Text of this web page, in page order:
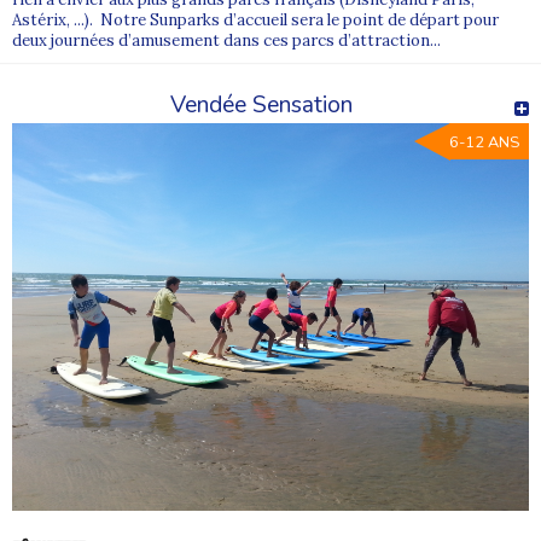
Les départs depuis Lyon peuvent être soumis à un
supplément , correspondant au prix des billets de train
Pour éviter toute confusion :la disponibilité du départ
. La sélection affichée en bas de
page et les fiches programmes indiquent précisément les
options de départ disponibles.
Comment se déroulent nos départs
depuis Lyon Part-Dieu ?
Sur lescolonies de vacances au départ de Lyon,
Supernova Juniorsdonne rendez-vous à lagare de Lyon
Part-Dieu(Place Charles Béraudier, 69003 Lyon), sur la
place à l’extérieur, en face du Quick et du Subway.
Le transport (appelé “acheminement”) se déroule en
Astérix, ...). Notre Sunparks d’accueil sera le point de départ pour
deux journées d’amusement dans ces parcs d’attraction...
Vendée Sensation
6-12 ANS